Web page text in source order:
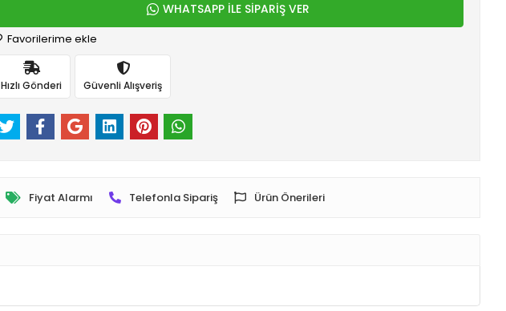
WHATSAPP İLE SİPARİŞ VER
Favorilerime ekle
Hızlı Gönderi Güvenli Alışveriş
Fiyat Alarmı Telefonla Sipariş Ürün Önerileri